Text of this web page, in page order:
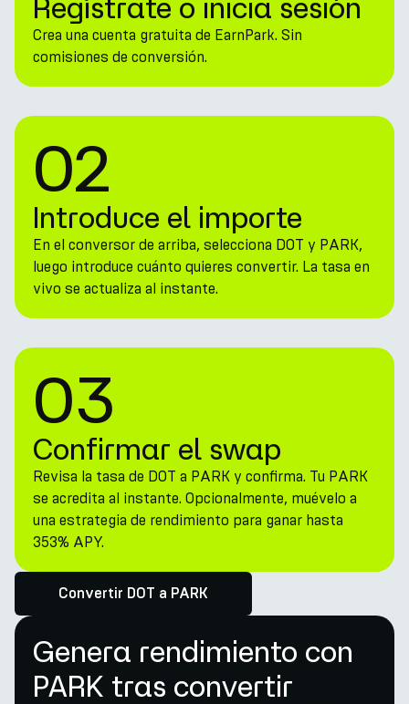
Regístrate o inicia sesión
Crea una cuenta gratuita de EarnPark. Sin
comisiones de conversión.
02
Introduce el importe
En el conversor de arriba, selecciona DOT y PARK,
luego introduce cuánto quieres convertir. La tasa en
vivo se actualiza al instante.
03
Confirmar el swap
Revisa la tasa de DOT a PARK y confirma. Tu PARK
se acredita al instante. Opcionalmente, muévelo a
una estrategia de rendimiento para ganar hasta
353% APY.
Convertir DOT a PARK
Genera rendimiento con
PARK tras convertir